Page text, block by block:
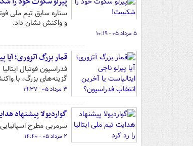
ستاره سابق تیم ملی
و واکنش نشان داد.
۵ مرداد ۰۵ - ۱۰:۱۹
قمار بزرگ آتزوری؛
فدراسیون فوتبال
گزینه‌های بزرگ، با
۳ مرداد ۰۵ - ۱۹:۳۷
گواردیولا پیشنهاد
سرمربی مطرح
۲ مرداد ۰۵ - ۱۴:۴۰